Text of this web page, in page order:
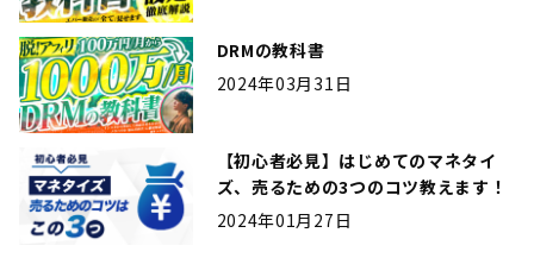
DRMの教科書
2024年03月31日
【初心者必見】はじめてのマネタイ
ズ、売るための3つのコツ教えます！
2024年01月27日